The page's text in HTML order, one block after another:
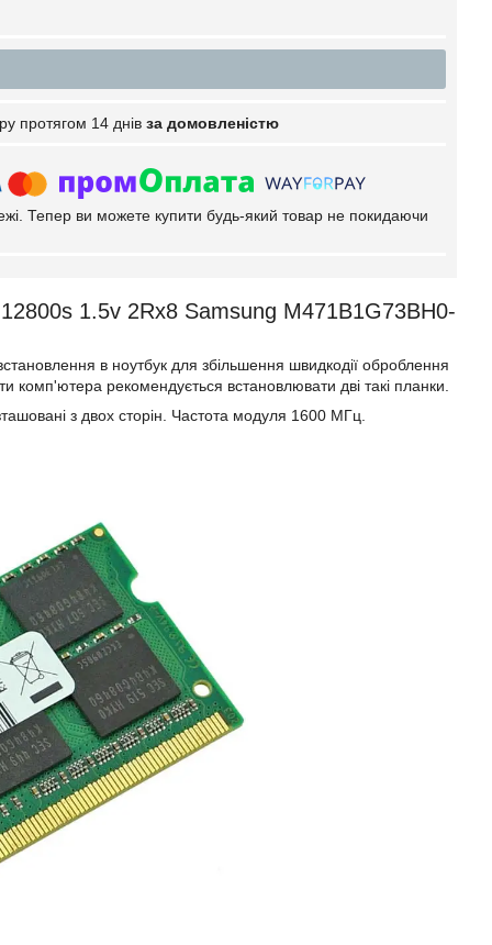
протягом 14 днів за домовленістю
Тепер ви можете купити будь-який товар не покидаючи
1.5v 2Rx8 Samsung M471B1G73BH0-
в ноутбук для збільшення швидкодії оброблення
рекомендується встановлювати дві такі планки.
з двох сторін. Частота модуля 1600 МГц.